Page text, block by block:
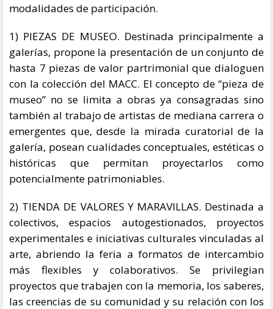
modalidades de participación.
1) PIEZAS DE MUSEO. Destinada principalmente a
galerías, propone la presentación de un conjunto de
hasta 7 piezas de valor partrimonial que dialoguen
con la colección del MACC. El concepto de “pieza de
museo” no se limita a obras ya consagradas sino
también al trabajo de artistas de mediana carrera o
emergentes que, desde la mirada curatorial de la
galería, posean cualidades conceptuales, estéticas o
históricas que permitan proyectarlos como
potencialmente patrimoniables.
2) TIENDA DE VALORES Y MARAVILLAS. Destinada a
colectivos, espacios autogestionados, proyectos
experimentales e iniciativas culturales vinculadas al
arte, abriendo la feria a formatos de intercambio
más flexibles y colaborativos. Se privilegian
proyectos que trabajen con la memoria, los saberes,
las creencias de su comunidad y su relación con los